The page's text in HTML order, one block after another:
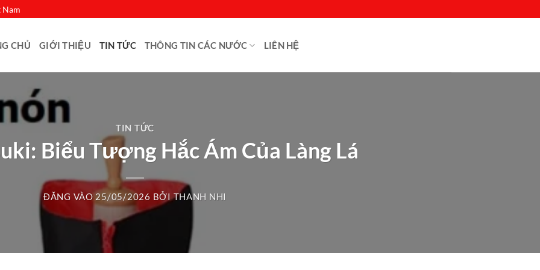
Nam
CHỦ GIỚI THIỆU TIN TỨC THÔNG TIN CÁC NƯỚC LIÊN HỆ
TIN TỨC
Biểu Tượng Hắc Ám Của Làng Lá
ĐĂNG VÀO 25/05/2026 BỞITHANH NHI